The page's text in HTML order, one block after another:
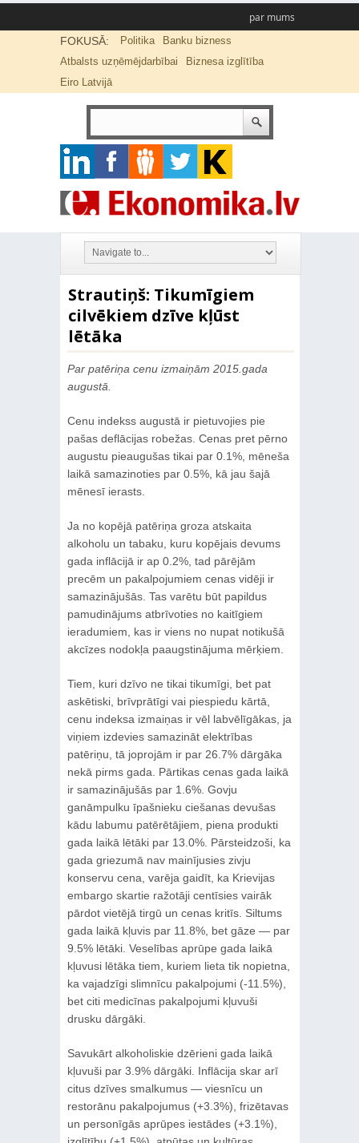
par mums
FOKUSĀ: Politika
Banku bizness
Atbalsts uzņēmējdarbībai
Biznesa izglītība
Eiro Latvijā
Strautiņš: Tikumīgiem
cilvēkiem dzīve kļūst
lētāka
Par patēriņa cenu izmaiņām 2015.gada
augustā.
Cenu indekss augustā ir pietuvojies pie
pašas deflācijas robežas. Cenas pret pērno
augustu pieaugušas tikai par 0.1%, mēneša
laikā samazinoties par 0.5%, kā jau šajā
mēnesī ierasts.
Ja no kopējā patēriņa groza atskaita
alkoholu un tabaku, kuru kopējais devums
gada inflācijā ir ap 0.2%, tad pārējām
precēm un pakalpojumiem cenas vidēji ir
samazinājušās. Tas varētu būt papildus
pamudinājums atbrīvoties no kaitīgiem
ieradumiem, kas ir viens no nupat notikušā
akcīzes nodokļa paaugstinājuma mērķiem.
Tiem, kuri dzīvo ne tikai tikumīgi, bet pat
askētiski, brīvprātīgi vai piespiedu kārtā,
cenu indeksa izmaiņas ir vēl labvēlīgākas, ja
viņiem izdevies samazināt elektrības
patēriņu, tā joprojām ir par 26.7% dārgāka
nekā pirms gada. Pārtikas cenas gada laikā
ir samazinājušās par 1.6%. Govju
ganāmpulku īpašnieku ciešanas devušas
kādu labumu patērētājiem, piena produkti
gada laikā lētāki par 13.0%. Pārsteidzoši, ka
gada griezumā nav mainījusies zivju
konservu cena, varēja gaidīt, ka Krievijas
embargo skartie ražotāji centīsies vairāk
pārdot vietējā tirgū un cenas kritīs. Siltums
gada laikā kļuvis par 11.8%, bet gāze — par
9.5% lētāki. Veselības aprūpe gada laikā
kļuvusi lētāka tiem, kuriem lieta tik nopietna,
ka vajadzīgi slimnīcu pakalpojumi (-11.5%),
bet citi medicīnas pakalpojumi kļuvuši
drusku dārgāki.
Savukārt alkoholiskie dzērieni gada laikā
kļuvuši par 3.9% dārgāki. Inflācija skar arī
citus dzīves smalkumus — viesnīcu un
restorānu pakalpojumus (+3.3%), frizētavas
un personīgās aprūpes iestādes (+3.1%),